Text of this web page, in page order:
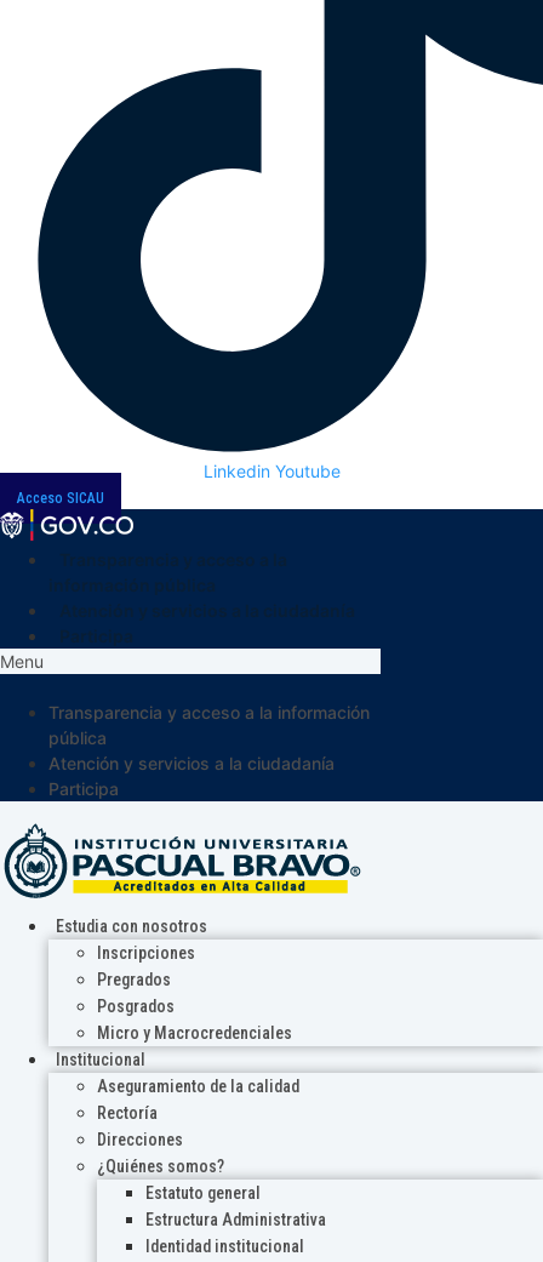
Linkedin Youtube
Acceso SICAU
Menu
Transparencia y acceso a la información
pública
Atención y servicios a la ciudadanía
Participa
Estudia con nosotros
Inscripciones
Pregrados
Posgrados
Micro y Macrocredenciales
Institucional
Aseguramiento de la calidad
Rectoría
Direcciones
¿Quiénes somos?
Estatuto general
Estructura Administrativa
Identidad institucional